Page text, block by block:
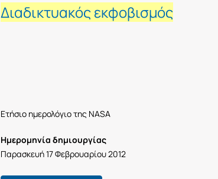
Διαδικτυακός εκφοβισμός
Ετήσιο ημερολόγιο της NASA
Ημερομηνία δημιουργίας
Παρασκευή 17 Φεβρουαρίου 2012